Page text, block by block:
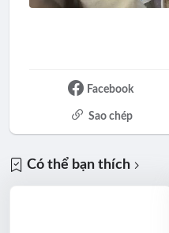
Facebook
Sao chép
Có thể bạn thích